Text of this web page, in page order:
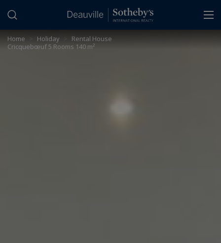
Home > Holiday > Rental House
Cricquebœuf 5 Rooms 140 m²